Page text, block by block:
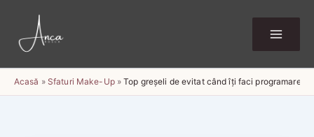
content
Acasă » Sfaturi Make-Up»Top greșeli de evitat când îți faci programare